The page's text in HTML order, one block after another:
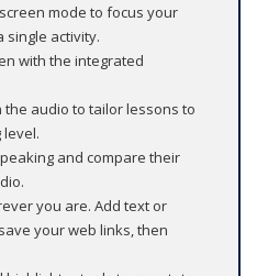
mode to focus your
single activity.
with the integrated
the audio to tailor lessons to
and compare their
you are. Add text or
your web links, then